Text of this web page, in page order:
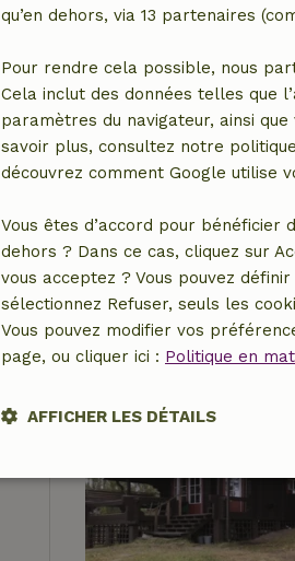
qu’en dehors, via 13 partenaires
Pour rendre cela possible, nous
Cela inclut des données telles que
paramètres du navigateur, ainsi
savoir plus, consultez notre
découvrez comment Google utilise
Vous êtes d’accord pour bénéficier
dehors ? Dans ce cas, cliquez sur
vous acceptez ? Vous pouvez
sélectionnez Refuser, seuls les
Vous pouvez modifier vos
page, ou cliquer ici : Politique en
AFFICHER LES DÉTAILS
Strictement
nécessaires